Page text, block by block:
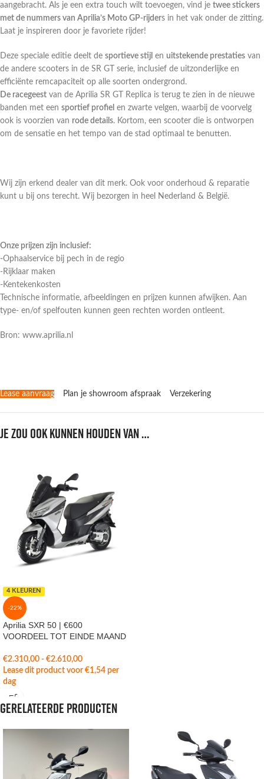
aangebracht. Als je een extra touch wilt toevoegen, vind je twee stickers
met de nummers van Aprilia’s Moto GP-rijders in het vak onder de zitting.
Laat je inspireren door je favoriete rijder!
Deze speciale editie deelt de sportieve stijl en uitstekende prestaties van
de andere scooters in de SR GT serie, inclusief de uitzonderlijke en
efficiënte remcapaciteit op alle soorten ondergrond.
De racegeest van de Aprilia SR GT Replica is terug te zien in de nieuwe
banden met een sportief profiel en zwarte velgen, waarbij de voorvelg
ook is voorzien van rode details. Kortom, een scooter die is ontworpen
om de sensatie en het tempo van de stad optimaal te benutten.
Wij zijn erkend dealer van dit merk. Ook voor onderhoud & reparatie
kunt u bij ons terecht. Wij bezorgen in heel Nederland & België.
Onze prijzen zijn inclusief:
-Ophaalservice bij pech in de regio
-Rijklaar maken
-Kentekenkosten
Technische informatie, afbeeldingen en prijzen kunnen afwijken. Aan
type- en/of spelfouten kunnen geen rechten worden ontleent.
Bron: www.aprilia.nl
Lease aanvraag Plan je showroom afspraak Verzekering
Je zou ook kunnen houden van …
4 KLEUREN
-22%
Aprilia SXR 50 | €600
VOORDEEL TOT EINDE MAAND
€2.310,00 - €2.610,00
Lease dit product voor €1,54 per
dag
Gerelateerde producten